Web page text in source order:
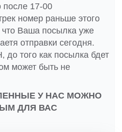
после 17-00
номер раньше этого
что Ваша посылка уже
отправки сегодня.
того как посылка бдет
может быть не
У НАС МОЖНО
ДЛЯ ВАС